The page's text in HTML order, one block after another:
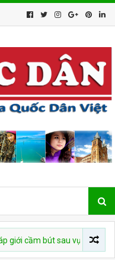
sau vụ bắt giữ tác giả